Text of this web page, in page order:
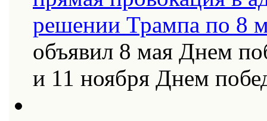
объявил 8 мая Днем
и 11 ноября Днем